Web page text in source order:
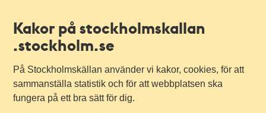
Kakor på stockholmskallan
.stockholm.se
På Stockholmskällan använder vi kakor, cookies, för att
sammanställa statistik och för att webbplatsen ska
fungera på ett bra sätt för dig.